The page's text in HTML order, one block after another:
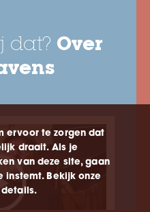
dat? Over
ervoor te zorgen dat
draait. Als je
van deze site, gaan
instemt. Bekijk onze
details.